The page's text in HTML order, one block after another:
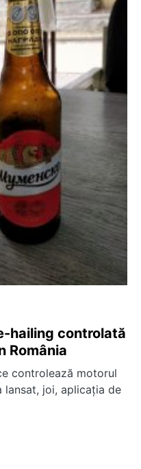
hailing controlată
România
controlează motorul
lansat, joi, aplicația de